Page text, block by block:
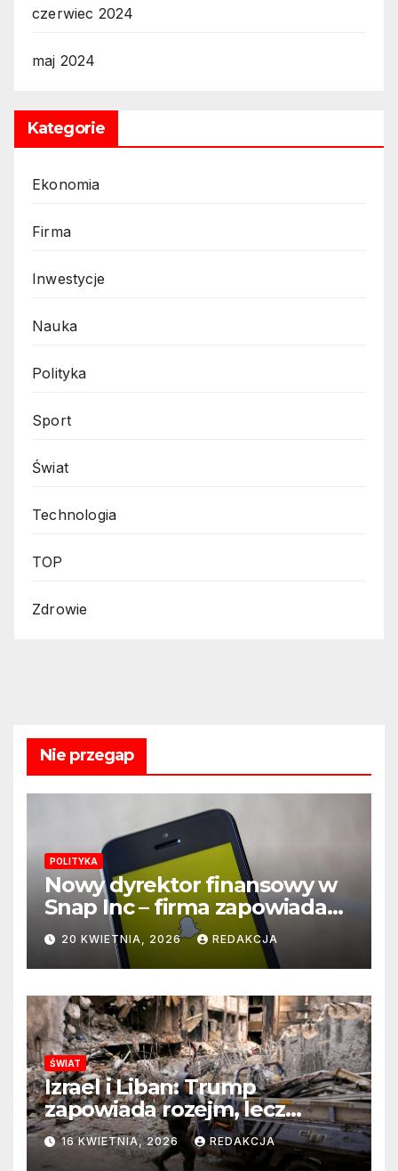
czerwiec 2024
maj 2024
Kategorie
Ekonomia
Firma
Inwestycje
Nauka
Polityka
Sport
Świat
Technologia
TOP
Zdrowie
Nie przegap
POLITYKA
Nowy dyrektor finansowy w
Snap Inc – firma zapowiada
zmianę na kluczowym
stanowisku
20 KWIETNIA, 2026 REDAKCJA
ŚWIAT
Izrael i Liban: Trump
zapowiada rozejm, lecz
perspektywa zakończenia
wojny wciąż odległa
16 KWIETNIA, 2026 REDAKCJA